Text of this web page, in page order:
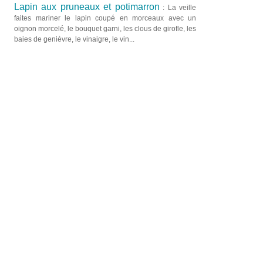
Lapin aux pruneaux et potimarron : La veille
faites mariner le lapin coupé en morceaux avec un
oignon morcelé, le bouquet garni, les clous de girofle, les
baies de genièvre, le vinaigre, le vin...